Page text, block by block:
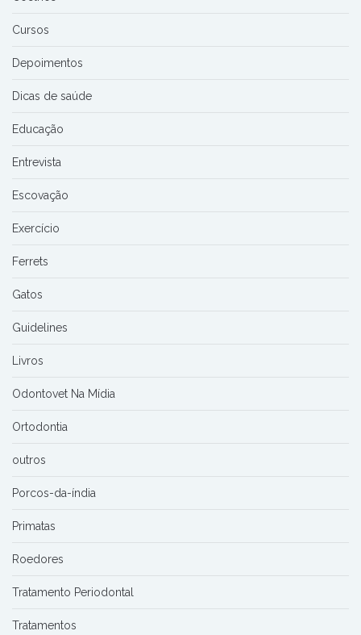
Cursos
Depoimentos
Dicas de saúde
Educação
Entrevista
Escovação
Exercício
Ferrets
Gatos
Guidelines
Livros
Odontovet Na Mídia
Ortodontia
outros
Porcos-da-índia
Primatas
Roedores
Tratamento Periodontal
Tratamentos